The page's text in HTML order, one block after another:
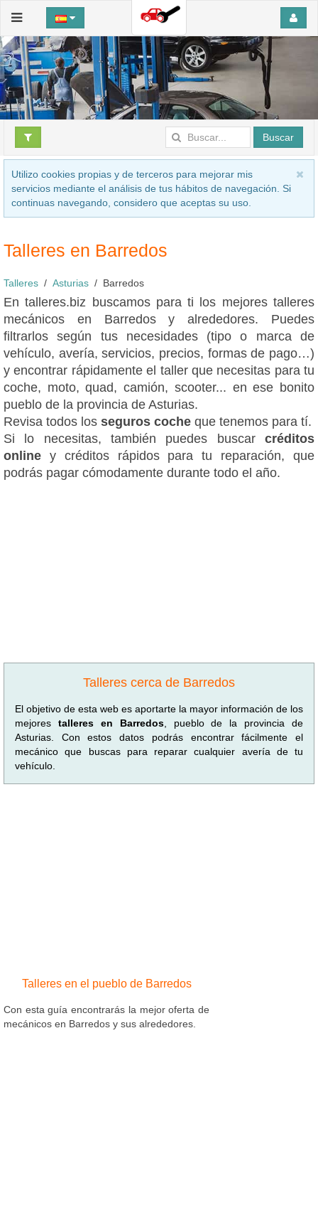
Buscar
Utilizo cookies propias y de terceros para mejorar mis
servicios mediante el análisis de tus hábitos de navegación. Si
continuas navegando, considero que aceptas su uso.
Talleres en Barredos
Talleres Asturias Barredos
En talleres.biz buscamos para ti los mejores talleres
mecánicos en Barredos y alrededores. Puedes
filtrarlos según tus necesidades (tipo o marca de
vehículo, avería, servicios, precios, formas de pago…)
y encontrar rápidamente el taller que necesitas para tu
coche, moto, quad, camión, scooter... en ese bonito
pueblo de la provincia de Asturias.
Revisa todos los seguros coche que tenemos para tí.
Si lo necesitas, también puedes buscar créditos
online y créditos rápidos para tu reparación, que
podrás pagar cómodamente durante todo el año.
Talleres cerca de Barredos
El objetivo de esta web es aportarte la mayor información de los
mejores talleres en Barredos, pueblo de la provincia de
Asturias. Con estos datos podrás encontrar fácilmente el
mecánico que buscas para reparar cualquier avería de tu
vehículo.
Talleres en el pueblo de Barredos
Con esta guía encontrarás la mejor oferta de
mecánicos en Barredos y sus alrededores.